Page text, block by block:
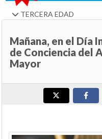
TERCERA EDAD
Mañana, en el Día
de Conciencia del
Mayor